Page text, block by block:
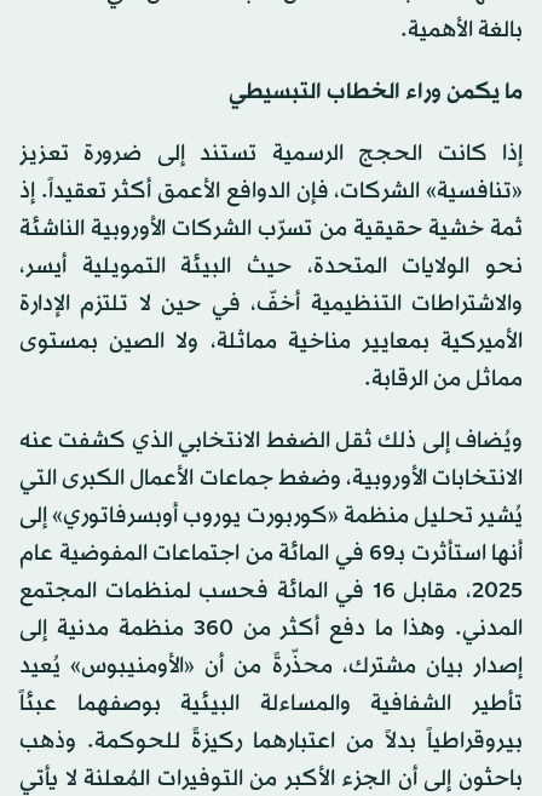
بالغة الأهمية.
ما يكمن وراء الخطاب التبسيطي
إذا كانت الحجج الرسمية تستند إلى ضرورة تعزيز
«تنافسية» الشركات، فإن الدوافع الأعمق أكثر تعقيداً. إذ
ثمة خشية حقيقية من تسرّب الشركات الأوروبية الناشئة
نحو الولايات المتحدة، حيث البيئة التمويلية أيسر،
والاشتراطات التنظيمية أخفّ، في حين لا تلتزم الإدارة
الأميركية بمعايير مناخية مماثلة، ولا الصين بمستوى
مماثل من الرقابة.
ويُضاف إلى ذلك ثقل الضغط الانتخابي الذي كشفت عنه
الانتخابات الأوروبية، وضغط جماعات الأعمال الكبرى التي
يُشير تحليل منظمة «كوربورت يوروب أوبسرفاتوري» إلى
أنها استأثرت بـ69 في المائة من اجتماعات المفوضية عام
2025، مقابل 16 في المائة فحسب لمنظمات المجتمع
المدني. وهذا ما دفع أكثر من 360 منظمة مدنية إلى
إصدار بيان مشترك، محذّرةً من أن «الأومنيبوس» يُعيد
تأطير الشفافية والمساءلة البيئية بوصفهما عبئاً
بيروقراطياً بدلاً من اعتبارهما ركيزةً للحوكمة. وذهب
باحثون إلى أن الجزء الأكبر من التوفيرات المُعلنة لا يأتي